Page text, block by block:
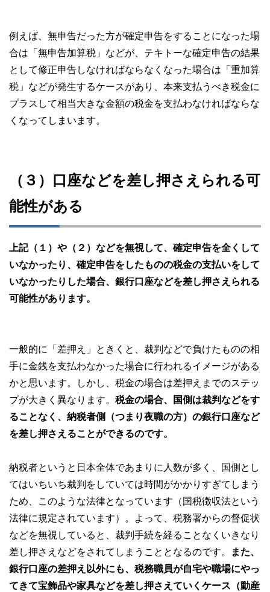
例えば、無申告だった方が確定申告をすることになった場
合は「無申告加算税」などが、テキトーな確定申告の結果
として修正申告しなければならなくなった場合は「重加算
税」などが発生するケースがあり、本来支払うべき税金に
プラスして相当大きな金額の税金を支払わなければならな
くなってしまいます。
（３）口座などを差し押さえられる可
能性がある
上記（１）や（２）などを無視して、確定申告を全くして
いなかったり、確定申告をしたものの税金の支払いをして
いなかったりした場合、銀行口座などを差し押さえられる
可能性があります。
一般的に「差押え」ときくと、裁判などで負けたものの相
手に金銭を支払わなかった場合に行われるイメージがある
かと思います。しかし、税金の場合は差押えまでのステッ
プが大きく異なります。 税金の場合、国側は裁判などをす
ることなく、納税者側（つまり夜職の方）の銀行口座など
を差し押さえることができるのです。
納税者というと日本全体であまりに人数が多く、国側とし
てはいちいち裁判をしていては時間がかかりすぎてしまう
ため、このような法律となっています（国税徴収法という
法律に規定されています）。よって、税務署からの督促状
などを無視していると、裁判手続を経ることなくいきなり
差し押さえなどをされてしまうこととなるのです。
また、
銀行口座の差押え以外にも、税務職員が自宅や職場にやっ
てきて宝飾品や家具などを差し押さえていくケース（動産